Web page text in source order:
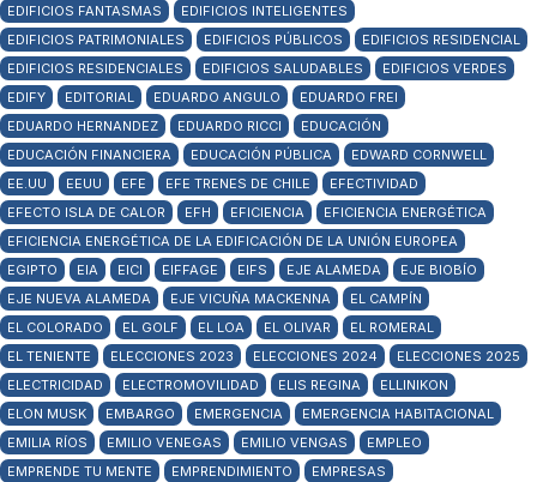
EDIFICIOS FANTASMAS
EDIFICIOS INTELIGENTES
EDIFICIOS PATRIMONIALES
EDIFICIOS PÚBLICOS
EDIFICIOS RESIDENCIAL
EDIFICIOS RESIDENCIALES
EDIFICIOS SALUDABLES
EDIFICIOS VERDES
EDIFY
EDITORIAL EDUARDO ANGULO
EDUARDO FREI
EDUARDO HERNANDEZ
EDUARDO RICCI
EDUCACIÓN
EDUCACIÓN FINANCIERA
EDUCACIÓN PÚBLICA
EDWARD CORNWELL
EE.UU
EEUU EFE EFE TRENES DE CHILE
EFECTIVIDAD
EFECTO ISLA DE CALOR
EFH EFICIENCIA
EFICIENCIA ENERGÉTICA
EFICIENCIA ENERGÉTICA DE LA EDIFICACIÓN DE LA UNIÓN EUROPEA
EGIPTO
EIA EICI EIFFAGE EIFS EJE ALAMEDA
EJE BIOBÍO
EJE NUEVA ALAMEDA
EJE VICUÑA MACKENNA
EL CAMPÍN
EL COLORADO
EL GOLF EL LOA EL OLIVAR
EL ROMERAL
EL TENIENTE
ELECCIONES 2023 ELECCIONES 2024
ELECCIONES 2025
ELECTRICIDAD
ELECTROMOVILIDAD ELIS REGINA
ELLINIKON
ELON MUSK
EMBARGO EMERGENCIA
EMERGENCIA HABITACIONAL
EMILIA RÍOS
EMILIO VENEGAS EMILIO VENGAS
EMPLEO
EMPRENDE TU MENTE
EMPRENDIMIENTO
EMPRESAS